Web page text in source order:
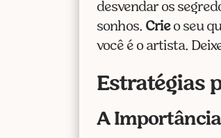
desvendar os
sonhos. Crieo seu
você é o artista.
Estratégias
A